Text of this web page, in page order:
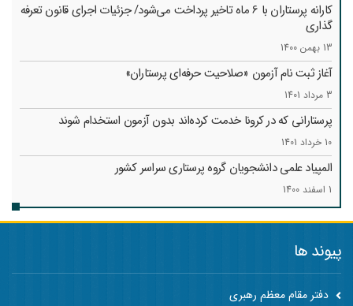
کارانه‌ پرستاران با 6 ماه تاخیر پرداخت می‌شود/ جزئیات اجرای قانون تعرفه
گذاری
13 بهمن 1400
آغاز ثبت نام آزمون «صلاحیت حرفه‌ای پرستاران»
3 مرداد 1401
پرستارانی که در کرونا خدمت کرد‌ه‌اند بدون آزمون استخدام شوند
10 خرداد 1401
المپیاد علمی دانشجویان گروه پرستاری سراسر کشور
1 اسفند 1400
پیوند ها
دفتر مقام معظم رهبری